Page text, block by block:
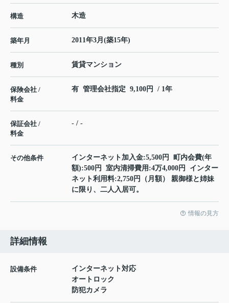
構造 木造
築年月 2011年3月(築15年)
種別 賃貸マンション
保険会社 /
料金
有 管理会社指定 9,100円 / 1年
保証会社 /
料金
- / -
その他条件
インターネット加入金:5,500円 町内会費(年
額):500円 室内清掃費用:4万4,000円 インター
ネット利用料:2,750円（月額） 親御様と姉妹
に限り、二人入居可。
情報の見方
詳細情報
設備条件
インターネット対応
オートロック
防犯カメラ